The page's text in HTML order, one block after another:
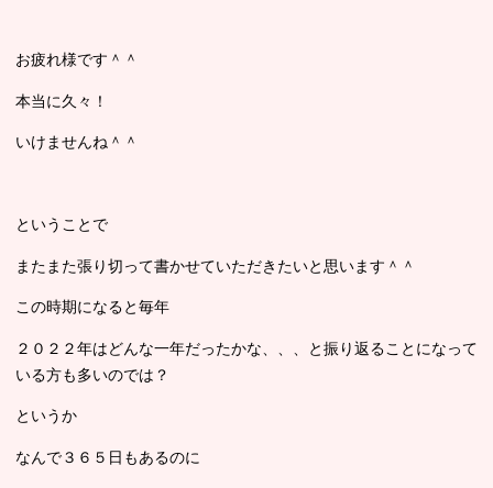
お疲れ様です＾＾
本当に久々！
いけませんね＾＾
ということで
またまた張り切って書かせていただきたいと思います＾＾
この時期になると毎年
２０２２年はどんな一年だったかな、、、と振り返ることになって
いる方も多いのでは？
というか
なんで３６５日もあるのに